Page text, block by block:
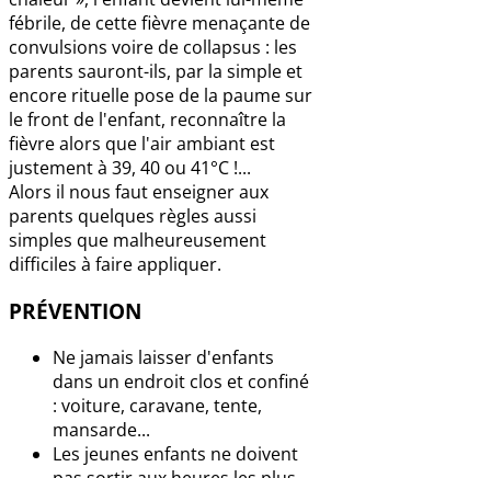
fébrile, de cette fièvre menaçante de
convulsions voire de collapsus : les
parents sauront-ils, par la simple et
encore rituelle pose de la paume sur
le front de l'enfant, reconnaître la
fièvre alors que l'air ambiant est
justement à 39, 40 ou 41°C !...
Alors il nous faut enseigner aux
parents quelques règles aussi
simples que malheureusement
difficiles à faire appliquer.
PRÉVENTION
Ne jamais laisser d'enfants
dans un endroit clos et confiné
: voiture, caravane, tente,
mansarde...
Les jeunes enfants ne doivent